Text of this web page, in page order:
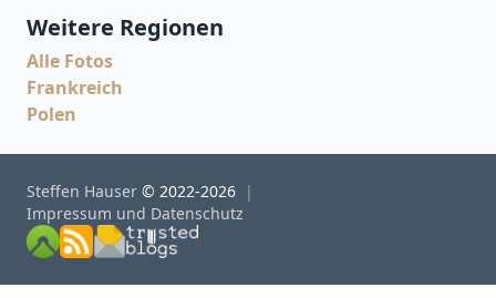
Weitere Regionen
Alle Fotos
Frankreich
Polen
Steffen Hauser © 2022-2026
Impressum und Datenschutz